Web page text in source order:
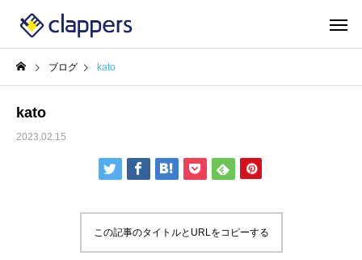
ブログ kato
kato
2023.02.15
この記事のタイトルとURLをコピーする